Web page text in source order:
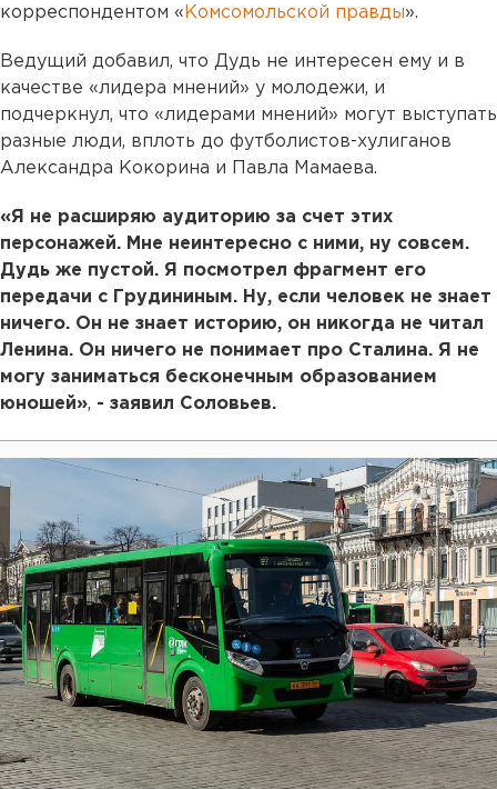
корреспондентом « Комсомольской правды».
Ведущий добавил, что Дудь не интересен ему и в
качестве «лидера мнений» у молодежи, и
подчеркнул, что «лидерами мнений» могут выступать
разные люди, вплоть до футболистов-хулиганов
Александра Кокорина и Павла Мамаева.
«Я не расширяю аудиторию за счет этих
персонажей. Мне неинтересно с ними, ну совсем.
Дудь же пустой. Я посмотрел фрагмент его
передачи с Грудининым. Ну, если человек не знает
ничего. Он не знает историю, он никогда не читал
Ленина. Он ничего не понимает про Сталина. Я не
могу заниматься бесконечным образованием
юношей», - заявил Соловьев.